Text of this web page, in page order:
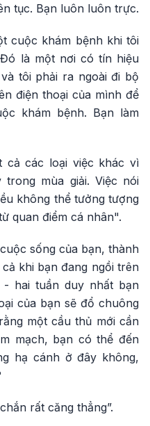
tục. Bạn luôn luôn trực.
cuộc khám bệnh khi tôi
là một nơi có tín hiệu
tôi phải ra ngoài đi bộ
điện thoại của mình để
khám bệnh. Bạn làm
cả các loại việc khác vì
mùa giải. Việc nói
không thể tưởng tượng
quan điểm cá nhân".
sống của bạn, thành
khi bạn đang ngồi trên
hai tuần duy nhất bạn
của bạn sẽ đổ chuông
một cầu thủ mới cần
mạch, bạn có thể đến
hạ cánh ở đây không,
rất căng thẳng”.